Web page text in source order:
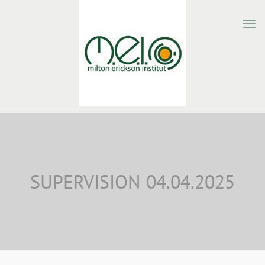
SUPERVISION 04.04.2025